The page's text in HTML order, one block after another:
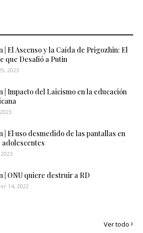
| El Ascenso y la Caída de Prigozhin: El
que Desafió a Putin
2023
| Impacto del Laicismo en la educación
| El uso desmedido de las pantallas en
adolescentes
| ONU quiere destruir a RD
14, 2022
Ver todo